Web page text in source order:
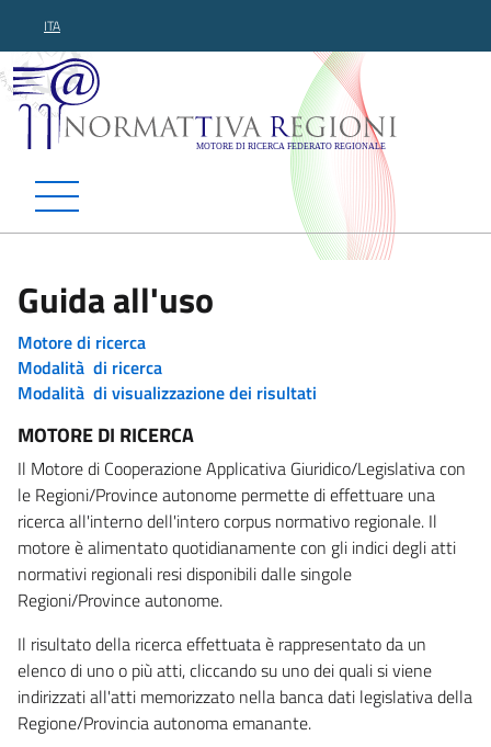
ITA
Normattiva Regioni -
Guida all'uso
Motore di ricerca
Modalità di ricerca
Modalità di visualizzazione dei risultati
MOTORE DI RICERCA
Il Motore di Cooperazione Applicativa Giuridico/Legislativa con
le Regioni/Province autonome permette di effettuare una
ricerca all'interno dell'intero corpus normativo regionale. Il
motore è alimentato quotidianamente con gli indici degli atti
normativi regionali resi disponibili dalle singole
Regioni/Province autonome.
Il risultato della ricerca effettuata è rappresentato da un
elenco di uno o più atti, cliccando su uno dei quali si viene
indirizzati all'atti memorizzato nella banca dati legislativa della
Regione/Provincia autonoma emanante.